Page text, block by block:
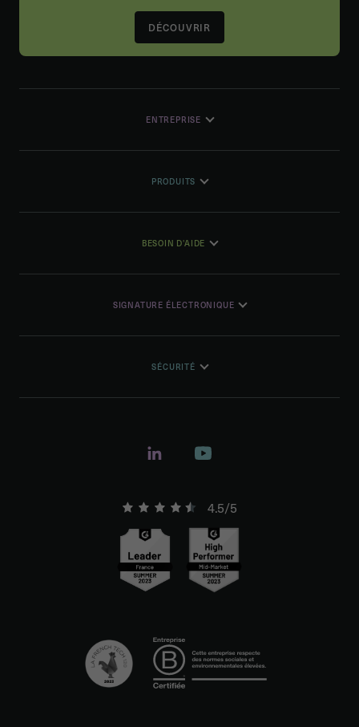
DÉCOUVRIR
ENTREPRISE
PRODUITS
BESOIN D'AIDE
SIGNATURE ÉLECTRONIQUE
SÉCURITÉ
4.5/5